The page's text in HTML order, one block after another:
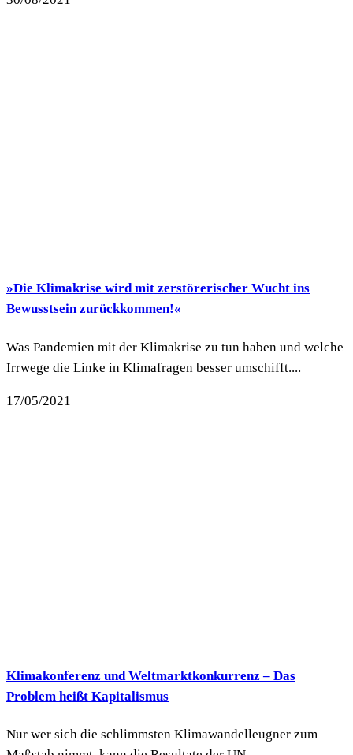
»Die Klimakrise wird mit zerstörerischer Wucht ins
Bewusstsein zurückkommen!«
Was Pandemien mit der Klimakrise zu tun haben und welche
Irrwege die Linke in Klimafragen besser umschifft....
17/05/2021
Klimakonferenz und Weltmarktkonkurrenz – Das
Problem heißt Kapitalismus
Nur wer sich die schlimmsten Klimawandelleugner zum